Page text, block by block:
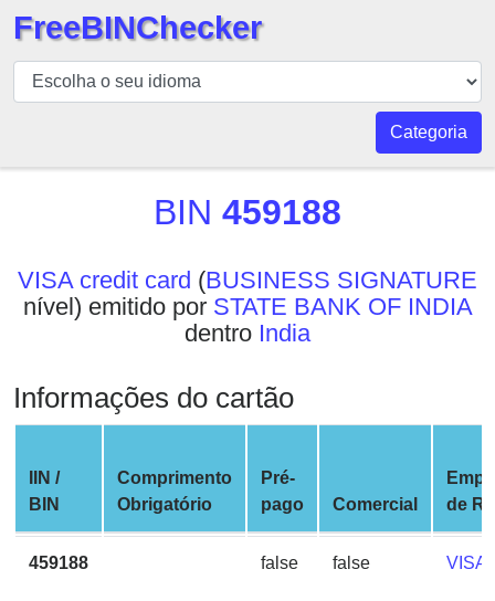
BIN
Verificador
API
BIN
BIN
Checker
BIN
CC
Generator
from
Banks
FreeBINChecker
Categoria
BIN 459188
VISA credit card (BUSINESS SIGNATURE
nível) emitido por STATE BANK OF INDIA
dentro India
Informações do cartão
IIN /
BIN
Comprimento
Obrigatório
Pré-
pago
Comercial
de
459188 false false VISA